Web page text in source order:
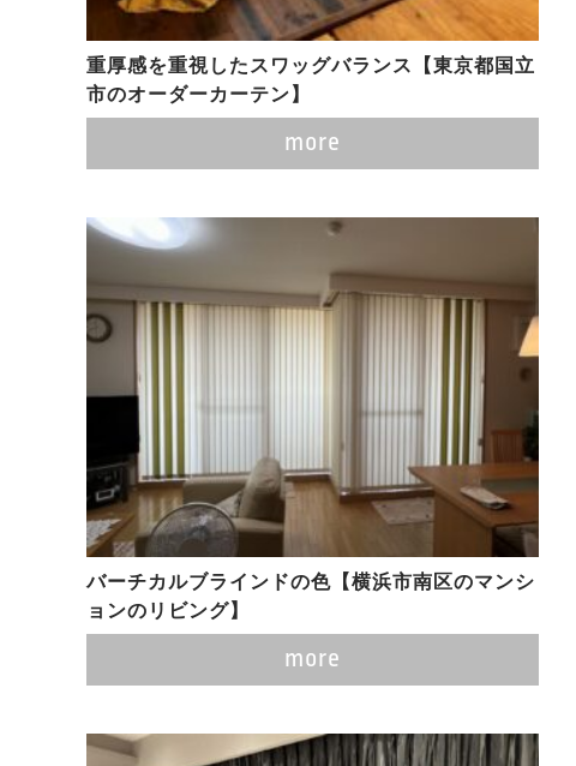
重厚感を重視したスワッグバランス【東京都国立
市のオーダーカーテン】
more
バーチカルブラインドの色【横浜市南区のマンシ
ョンのリビング】
more